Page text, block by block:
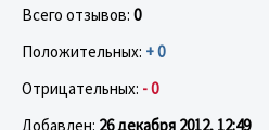
Всего отзывов: 0
Положительных: + 0
Отрицательных: - 0
Добавлен: 26 декабря 2012, 12:49